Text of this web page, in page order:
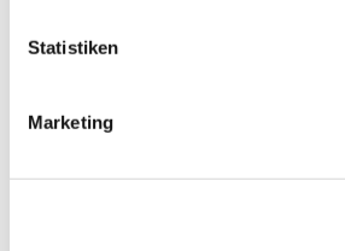
Statistiken
Marketing